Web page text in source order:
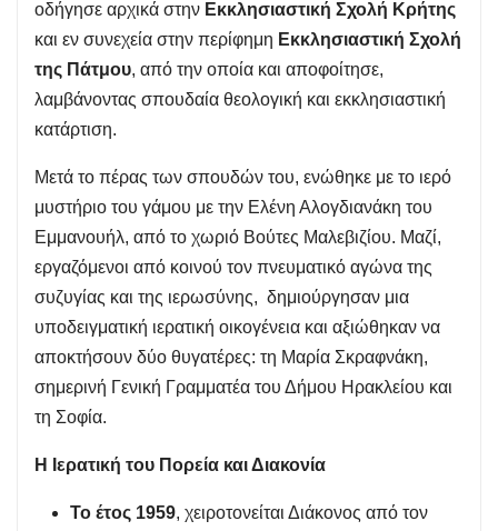
οδήγησε αρχικά στην Εκκλησιαστική Σχολή Κρήτης
και εν συνεχεία στην περίφημη Εκκλησιαστική Σχολή
της Πάτμου, από την οποία και αποφοίτησε,
λαμβάνοντας σπουδαία θεολογική και εκκλησιαστική
κατάρτιση.
Μετά το πέρας των σπουδών του, ενώθηκε με το ιερό
μυστήριο του γάμου με την Ελένη Αλογδιανάκη του
Εμμανουήλ, από το χωριό Βούτες Μαλεβιζίου. Μαζί,
εργαζόμενοι από κοινού τον πνευματικό αγώνα της
συζυγίας και της ιερωσύνης, δημιούργησαν μια
υποδειγματική ιερατική οικογένεια και αξιώθηκαν να
αποκτήσουν δύο θυγατέρες: τη Μαρία Σκραφνάκη,
σημερινή Γενική Γραμματέα του Δήμου Ηρακλείου και
τη Σοφία.
Η Ιερατική του Πορεία και Διακονία
Το έτος 1959, χειροτονείται Διάκονος από τον